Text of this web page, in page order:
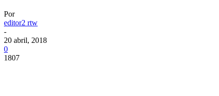
Por
editor2 rtw
-
20 abril, 2018
0
1807